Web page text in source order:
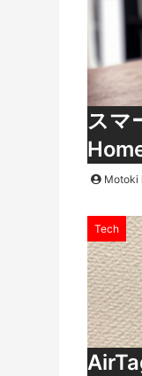
スマ
Motoki
Tech